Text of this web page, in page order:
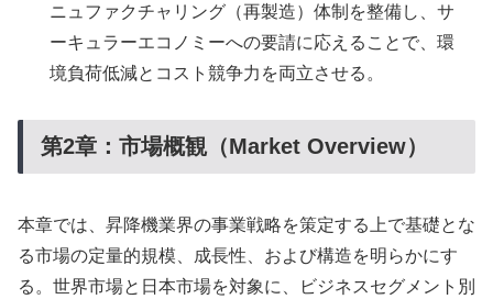
ニュファクチャリング（再製造）体制を整備し、サ
ーキュラーエコノミーへの要請に応えることで、環
境負荷低減とコスト競争力を両立させる。
第2章：市場概観（Market Overview）
本章では、昇降機業界の事業戦略を策定する上で基礎とな
る市場の定量的規模、成長性、および構造を明らかにす
る。世界市場と日本市場を対象に、ビジネスセグメント別